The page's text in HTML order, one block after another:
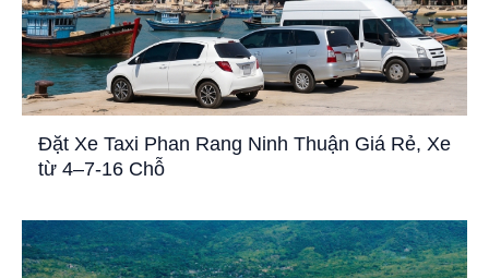
Đặt Xe Taxi Phan Rang Ninh Thuận Giá Rẻ, Xe
từ 4–7-16 Chỗ